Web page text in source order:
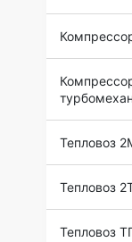
Тепловоз
Тепловоз
Тепловоз